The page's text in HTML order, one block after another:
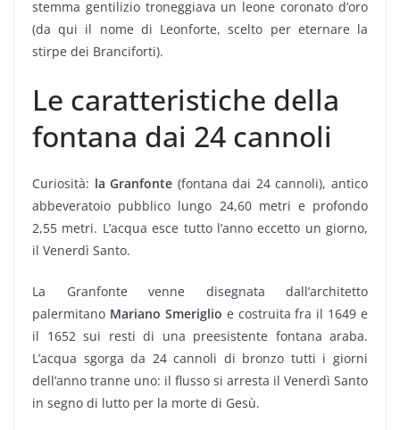
stemma gentilizio troneggiava un leone coronato d’oro
(da qui il nome di Leonforte, scelto per eternare la
stirpe dei Branciforti).
Le caratteristiche della
fontana dai 24 cannoli
Curiosità: la Granfonte (fontana dai 24 cannoli), antico
abbeveratoio pubblico lungo 24,60 metri e profondo
2,55 metri. L’acqua esce tutto l’anno eccetto un giorno,
il Venerdì Santo.
La Granfonte venne disegnata dall’architetto
palermitano Mariano Smeriglio e costruita fra il 1649 e
il 1652 sui resti di una preesistente fontana araba.
L’acqua sgorga da 24 cannoli di bronzo tutti i giorni
dell’anno tranne uno: il flusso si arresta il Venerdì Santo
in segno di lutto per la morte di Gesù.